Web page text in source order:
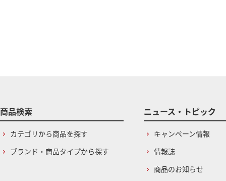
商品検索
カテゴリから商品を探す
ブランド・商品タイプから探す
ニュース・トピック
キャンペーン情報
情報誌
商品のお知らせ